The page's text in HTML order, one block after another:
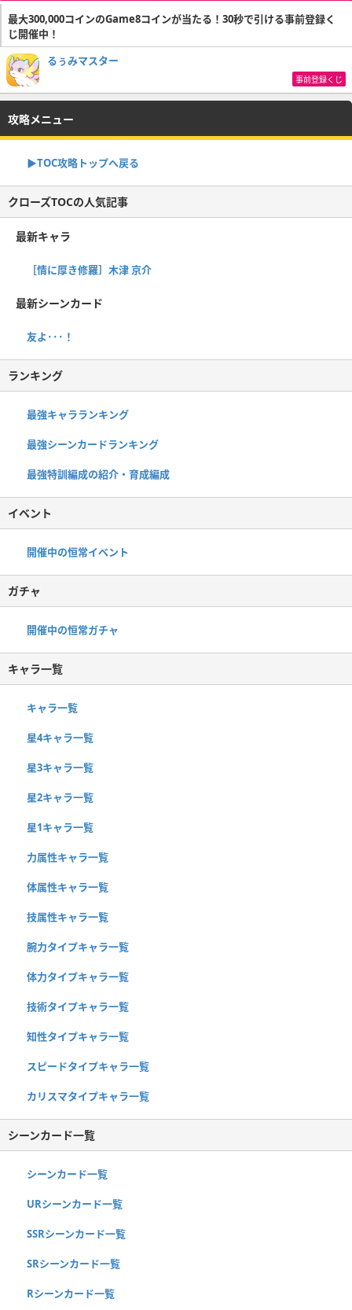
最大300,000コインのGame8コインが当たる！30秒で引ける事前登録く
じ開催中！
るぅみマスター
事前登録くじ
攻略メニュー
▶TOC攻略トップへ戻る
クローズTOCの人気記事
最新キャラ
［情に厚き修羅］木津 京介
最新シーンカード
友よ･･･！
ランキング
最強キャラランキング
最強シーンカードランキング
最強特訓編成の紹介・育成編成
イベント
開催中の恒常イベント
ガチャ
開催中の恒常ガチャ
キャラ一覧
キャラ一覧
星4キャラ一覧
星3キャラ一覧
星2キャラ一覧
星1キャラ一覧
力属性キャラ一覧
体属性キャラ一覧
技属性キャラ一覧
腕力タイプキャラ一覧
体力タイプキャラ一覧
技術タイプキャラ一覧
知性タイプキャラ一覧
スピードタイプキャラ一覧
カリスマタイプキャラ一覧
シーンカード一覧
シーンカード一覧
URシーンカード一覧
SSRシーンカード一覧
SRシーンカード一覧
Rシーンカード一覧